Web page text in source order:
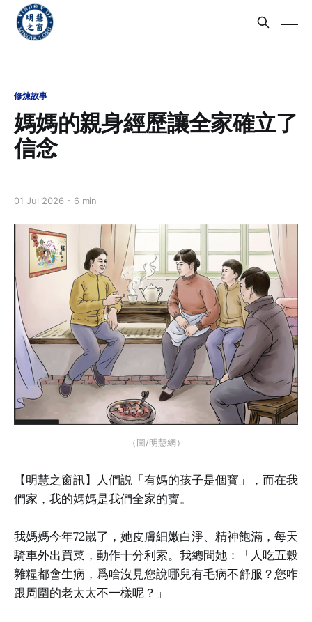
修煉故事
媽媽的親身經歷讓全家確立了
信念
01 Jul 2026 6 min
（圖/明慧網）
【明慧之窗訊】人們説「有媽的孩子是個寳」，而在我
們家，我的媽媽是我們全家的寳。
我媽媽今年72嵗了，她皮膚細嫩白淨、精神飽滿，每天
騎車外出買菜，動作十分利索。我總問她：「人吃五穀
雜糧都會生病，爲啥沒見您說哪兒有毛病不舒服？您咋
跟周圍的老太太不一樣呢？」